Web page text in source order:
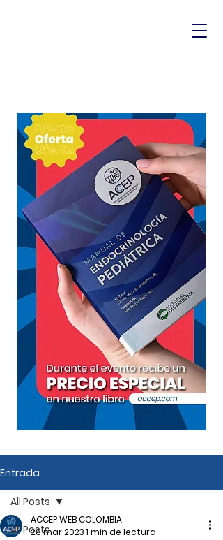
Entrada
All Posts
All Posts
ACCEP WEB COLOMBIA
28 mar 20231 min de lectura